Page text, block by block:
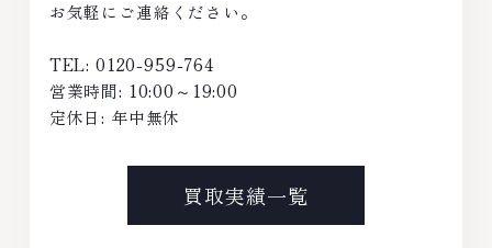
お気軽にご連絡ください。
TEL: 0120-959-764
営業時間: 10:00～19:00
定休日: 年中無休
買取実績一覧